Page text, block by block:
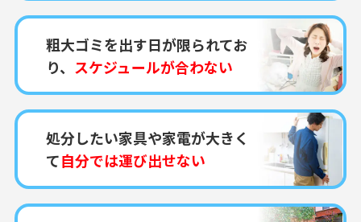
粗大ゴミを出す日が限られてお
り、 スケジュールが合わない
処分したい家具や家電が大きく
て自分では運び出せない